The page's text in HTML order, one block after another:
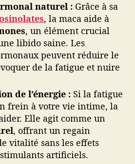
naturel : Grâce à sa
, la maca aide à
, un élément crucial
libido saine. Les
peuvent réduire le
de la fatigue et nuire
de l’énergie : Si la fatigue
frein à votre vie intime, la
Elle agit comme un
, offrant un regain
vitalité sans les effets
artificiels.